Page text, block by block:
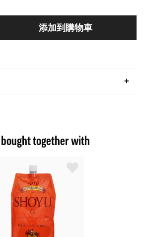
添加到購物車
together with